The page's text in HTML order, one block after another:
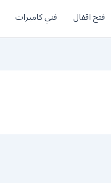
فتح اقفال فني كاميرات